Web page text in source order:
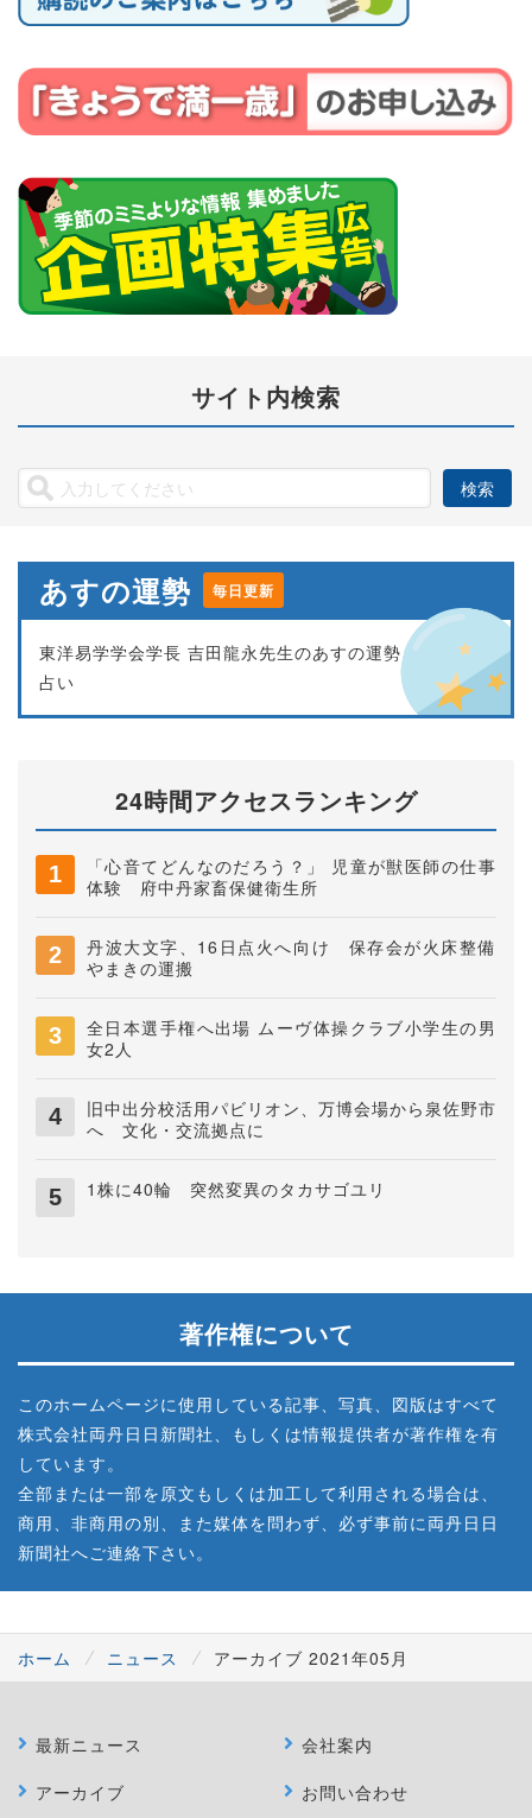
サイト内検索
あすの運勢 毎日更新
東洋易学学会学長 吉田龍永先生のあすの運勢
占い
24時間アクセスランキング
「心音てどんなのだろう？」 児童が獣医師の仕事
体験 府中丹家畜保健衛生所
丹波大文字、16日点火へ向け 保存会が火床整備
やまきの運搬
全日本選手権へ出場 ムーヴ体操クラブ小学生の男
女2人
旧中出分校活用パビリオン、万博会場から泉佐野市
へ 文化・交流拠点に
1株に40輪 突然変異のタカサゴユリ
著作権について
このホームページに使用している記事、写真、図版はすべて
株式会社両丹日日新聞社、もしくは情報提供者が著作権を有
しています。
全部または一部を原文もしくは加工して利用される場合は、
商用、非商用の別、また媒体を問わず、必ず事前に両丹日日
新聞社へご連絡下さい。
ホーム ニュース アーカイブ 2021年05月
最新ニュース
アーカイブ
会社案内
お問い合わせ